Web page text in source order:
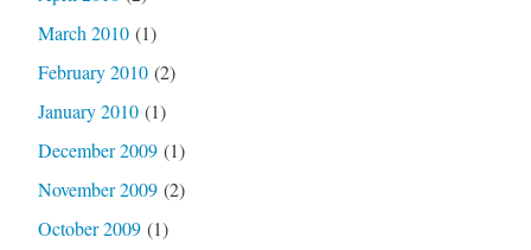
March 2010(1)
February 2010(2)
January 2010(1)
December 2009(1)
November 2009(2)
October 2009(1)